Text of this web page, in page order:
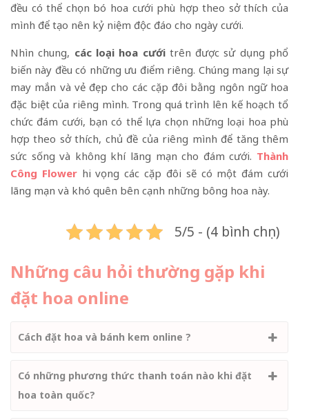
đều có thể chọn bó hoa cưới phù hợp theo sở thích của
mình để tạo nên kỷ niệm độc đáo cho ngày cưới.
Nhìn chung, các loại hoa cướitrên được sử dụng phổ
biến này đều có những ưu điểm riêng. Chúng mang lại sự
may mắn và vẻ đẹp cho các cặp đôi bằng ngôn ngữ hoa
đặc biệt của riêng mình. Trong quá trình lên kế hoạch tổ
chức đám cưới, bạn có thể lựa chọn những loại hoa phù
hợp theo sở thích, chủ đề của riêng mình để tăng thêm
sức sống và không khí lãng mạn cho đám cưới. Thành
Công Flowerhi vọng các cặp đôi sẽ có một đám cưới
lãng mạn và khó quên bên cạnh những bông hoa này.
5/5 - (4 bình chọn)
Những câu hỏi thường gặp khi
đặt hoa online
Cách đặt hoa và bánh kem online ?
Có những phương thức thanh toán nào khi đặt
hoa toàn quốc?